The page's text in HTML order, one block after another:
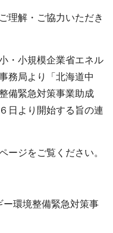
理解・ご協力いただき
・小規模企業省エネル
務局より「北海道中
備緊急対策事業助成
日より開始する旨の連
ジをご覧ください。
環境整備緊急対策事